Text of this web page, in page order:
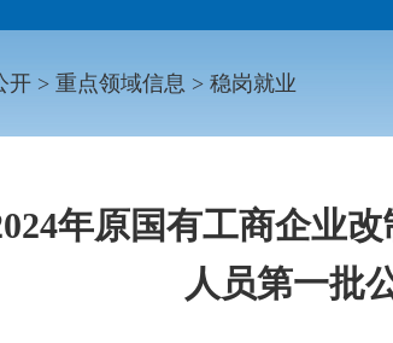
开 > 重点领域信息 > 稳岗就业
年原国有工商企业
人员第一批